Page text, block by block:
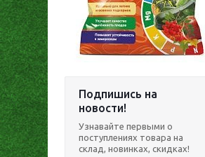
Подпишись на
новости!
Узнавайте первыми о
поступлениях товара на
склад, новинках, скидках!